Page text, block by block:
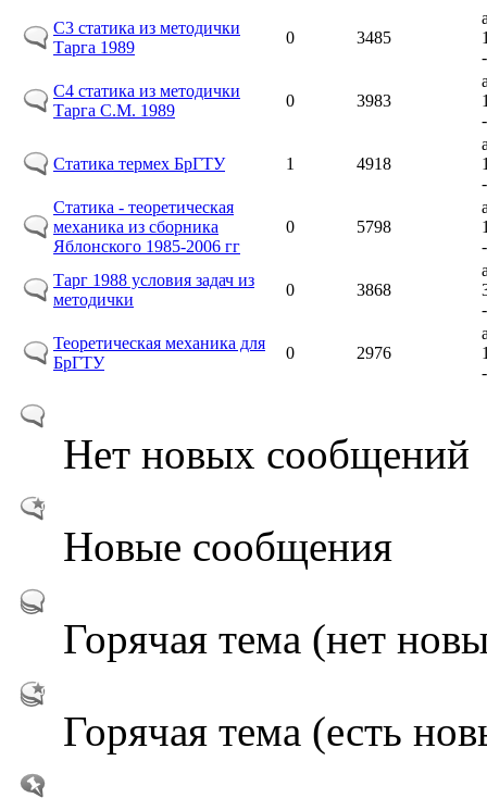
С3 статика из методички
Тарга 1989
0 3485
С4 статика из методички
Тарга С.М. 1989
0 3983
Статика термех БрГТУ 1 4918
Статика - теоретическая
механика из сборника
Яблонского 1985-2006 гг
0 5798
Тарг 1988 условия задач из
методички
0 3868
Теоретическая механика для
БрГТУ
0 2976
Нет новых сообщений
Новые сообщения
Горячая тема (нет
Горячая тема (есть